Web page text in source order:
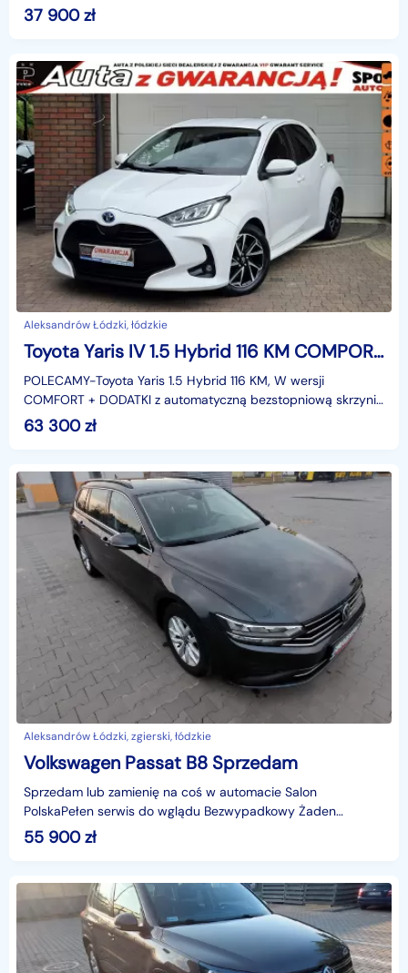
wyposażenia dodatkowo wyposażona w instalację gazow
37 900zł
Aleksandrów Łódzki, łódzkie
Toyota Yaris IV 1.5 Hybrid 116 KM COMPORT, Salon PL,I WŁ,Serwis ASO,bezwypadkowy f.v
POLECAMY-Toyota Yaris 1.5 Hybrid 116 KM, W wersji
COMFORT + DODATKI z automatyczną bezstopniową skrzynią
biegów e-CVTz polskiego salonu, serwisowany cały czas .
63 300zł
Aleksandrów Łódzki, zgierski, łódzkie
Volkswagen Passat B8 Sprzedam
Sprzedam lub zamienię na coś w automacie Salon
PolskaPełen serwis do wglądu Bezwypadkowy Żaden
element nie jest lakierowany Auto bez wkładu finansowego
Zaprasza
55 900zł